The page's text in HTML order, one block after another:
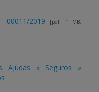
00011/2019
[pdf: 1 MB;
Ajudas » Seguros »